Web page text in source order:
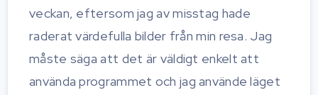
veckan, eftersom jag av misstag hade
raderat värdefulla bilder från min resa. Jag
måste säga att det är väldigt enkelt att
använda programmet och jag använde läget